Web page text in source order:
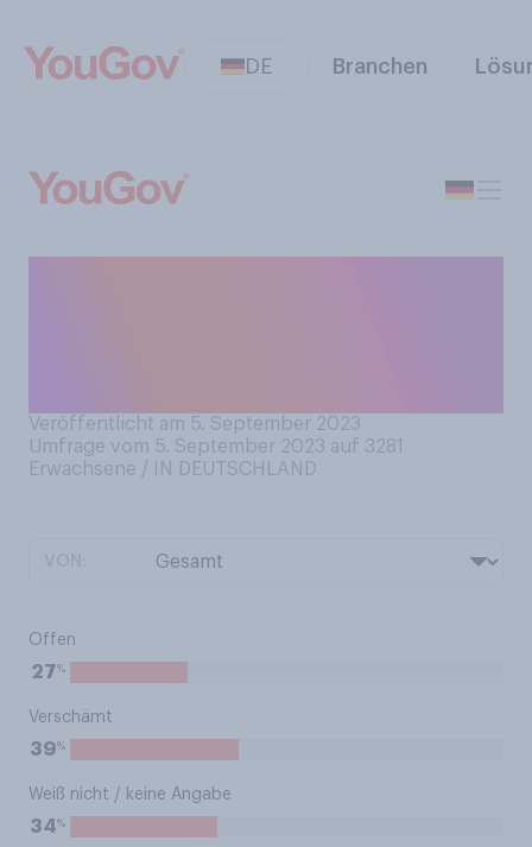
DE Branchen
Veröffentlicht am 5. September 2023
Umfrage vom 5. September 2023 auf 3281
Erwachsene / IN DEUTSCHLAND
Offen
27%
Verschämt
39%
Weiß nicht / keine Angabe
34%